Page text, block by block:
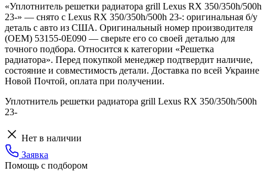
«Уплотнитель решетки радиатора grill Lexus RX 350/350h/500h
23-» — снято с Lexus RX 350/350h/500h 23-: оригинальная б/у
деталь с авто из США. Оригинальный номер производителя
(OEM) 53155-0E090 — сверьте его со своей деталью для
точного подбора. Относится к категории «Решетка
радиатора». Перед покупкой менеджер подтвердит наличие,
состояние и совместимость детали. Доставка по всей Украине
Новой Почтой, оплата при получении.
Уплотнитель решетки радиатора grill Lexus RX 350/350h/500h
23-
Нет в наличии
Заявка
Помощь с подбором